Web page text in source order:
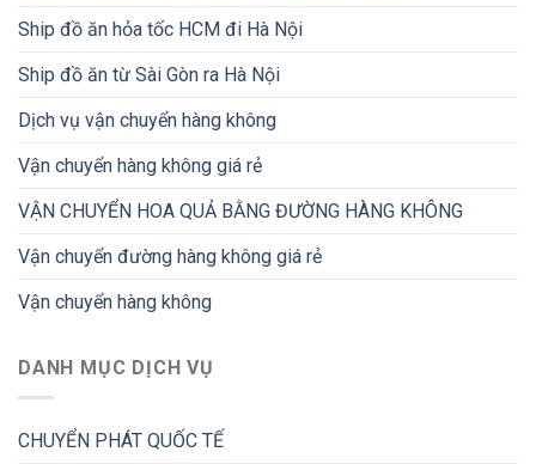
Ship đồ ăn hỏa tốc HCM đi Hà Nội
Ship đồ ăn từ Sài Gòn ra Hà Nội
Dịch vụ vận chuyển hàng không
Vận chuyển hàng không giá rẻ
VẬN CHUYỂN HOA QUẢ BẰNG ĐƯỜNG HÀNG KHÔNG
Vận chuyển đường hàng không giá rẻ
Vận chuyển hàng không
DANH MỤC DỊCH VỤ
CHUYỂN PHÁT QUỐC TẾ